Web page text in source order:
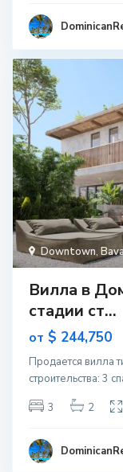
Downtown,
Вилла в
стадии ст...
от $ 244,750
Продается вилла
строительcтва: 3
3
2